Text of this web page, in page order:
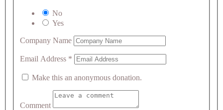
No
Yes
Company Name
Email Address *
Make this an anonymous donation.
Comment